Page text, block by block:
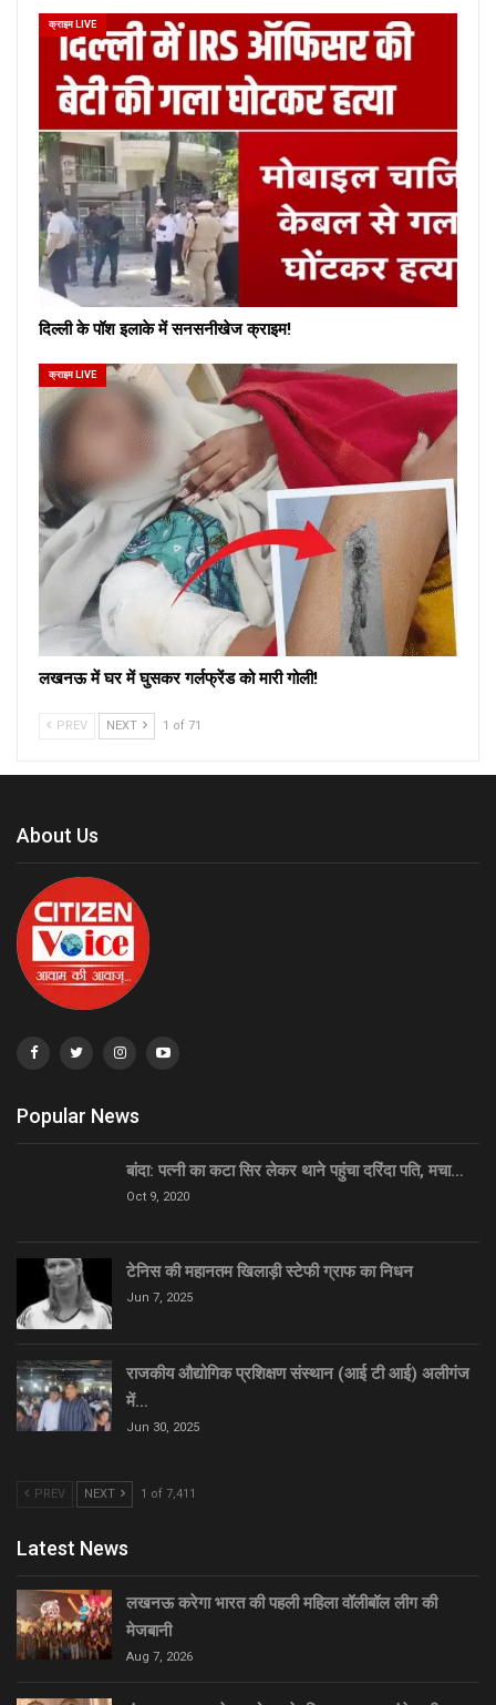
क्राइम LIVE
दिल्ली के पॉश इलाके में सनसनीखेज क्राइम!
क्राइम LIVE
लखनऊ में घर में घुसकर गर्लफ्रेंड को मारी गोली!
PREV NEXT 1 of 71
About Us
Popular News
बांदा: पत्नी का कटा सिर लेकर थाने पहुंचा दरिंदा पति, मचा…
Oct 9, 2020
टेनिस की महानतम खिलाड़ी स्टेफी ग्राफ का निधन
Jun 7, 2025
राजकीय औद्योगिक प्रशिक्षण संस्थान (आई टी आई) अलीगंज
में…
Jun 30, 2025
PREV NEXT 1 of 7,411
Latest News
लखनऊ करेगा भारत की पहली महिला वॉलीबॉल लीग की
मेजबानी
Aug 7, 2026